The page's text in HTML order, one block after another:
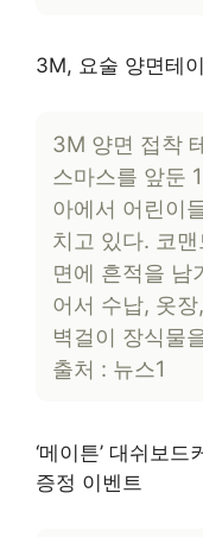
3M, 요술 양면테
3M 양면 접착
스마스를 앞둔
아에서 어린이
치고 있다. 코
면에 흔적을 남
어서 수납, 옷
벽걸이 장식물
출처 : 뉴스1
‘메이튼’ 대쉬보
증정 이벤트